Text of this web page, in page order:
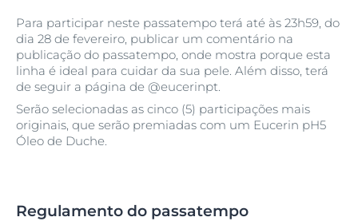
Para participar neste passatempo terá até às 23h59, do
dia 28 de fevereiro, publicar um comentário na
publicação do passatempo, onde mostra porque esta
linha é ideal para cuidar da sua pele. Além disso, terá
de seguir a página de @eucerinpt.
Serão selecionadas as cinco (5) participações mais
originais, que serão premiadas com um Eucerin pH5
Óleo de Duche.
Regulamento do passatempo